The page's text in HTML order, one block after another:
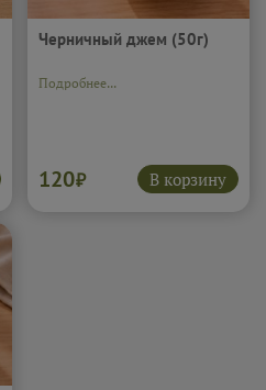
Черничный джем (50г)
Подробнее...
120₽ В корзину